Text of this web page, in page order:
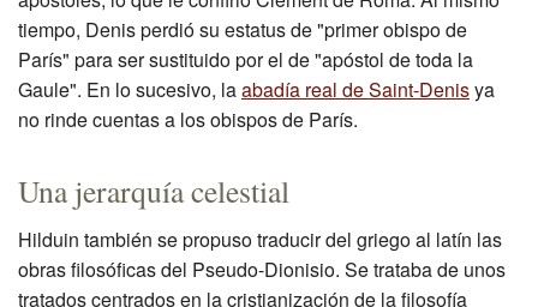
tiempo, Denis perdió su estatus de "primer obispo de
París" para ser sustituido por el de "apóstol de toda la
Gaule". En lo sucesivo, laabadía real de Saint-Denisya
no rinde cuentas a los obispos de París.
Una jerarquía celestial
Hilduin también se propuso traducir del griego al latín las
obras filosóficas del Pseudo-Dionisio. Se trataba de unos
tratados centrados en la cristianización de la filosofía